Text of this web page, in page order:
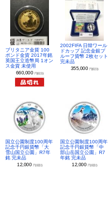
ブリタニア金貨 100
ポンド金貨 2017年銘
英国王立造幣局 1オン
ス金貨 未使用
660,000 円(税別)
2002FIFA 日韓ワール
ドカップ 記念金銀プ
ルーフ貨幣 2枚セット
完未品
355,000 円(税別)
国立公園制度100周年
記念千円銀貨幣「大
雪山国立公園」R7年
銘 完未品
12,000 円(税別)
国立公園制度100周年
記念千円銀貨幣「中
部山岳国立公園」R7
年銘 完未品
12,000 円(税別)